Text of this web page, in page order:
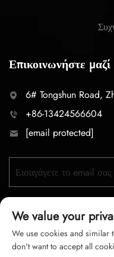
Επικοινωνήστε
6# Tongshun Road,
+86-13424566604
[email protected]
We value your
We use cookies and similar
don't want to accept all